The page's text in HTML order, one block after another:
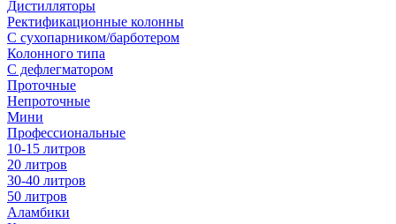
Дистилляторы
Ректификационные колонны
С сухопарником/барботером
Колонного типа
С дефлегматором
Проточные
Непроточные
Мини
Профессиональные
10-15 литров
20 литров
30-40 литров
50 литров
Аламбики